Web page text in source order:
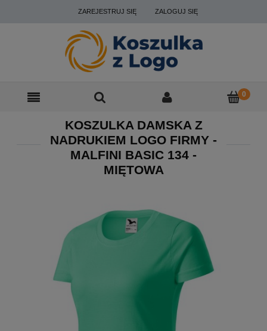
ZAREJESTRUJ SIĘ ZALOGUJ SIĘ
KOSZULKA DAMSKA Z
NADRUKIEM LOGO FIRMY -
MALFINI BASIC 134 -
MIĘTOWA